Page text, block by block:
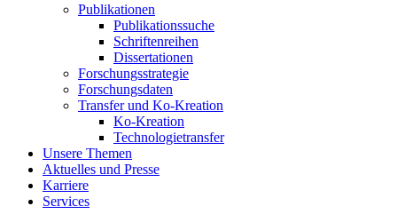
Publikationen
Publikationssuche
Schriftenreihen
Dissertationen
Forschungsstrategie
Forschungsdaten
Transfer und Ko-Kreation
Ko-Kreation
Technologietransfer
Unsere Themen
Aktuelles und Presse
Karriere
Services